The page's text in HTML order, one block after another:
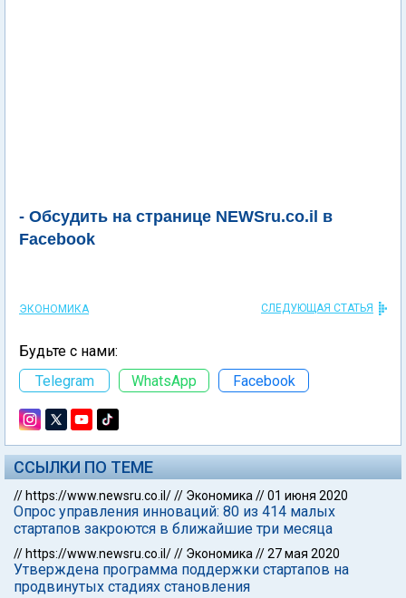
- Обсудить на странице NEWSru.co.il в
Facebook
ЭКОНОМИКА СЛЕДУЮЩАЯ СТАТЬЯ
Будьте с нами:
Telegram
WhatsApp Facebook
ССЫЛКИ ПО ТЕМЕ
// https://www.newsru.co.il/// Экономика //01 июня 2020
Опрос управления инноваций: 80 из 414 малых
стартапов закроются в ближайшие три месяца
// https://www.newsru.co.il/// Экономика //27 мая 2020
Утверждена программа поддержки стартапов на
продвинутых стадиях становления